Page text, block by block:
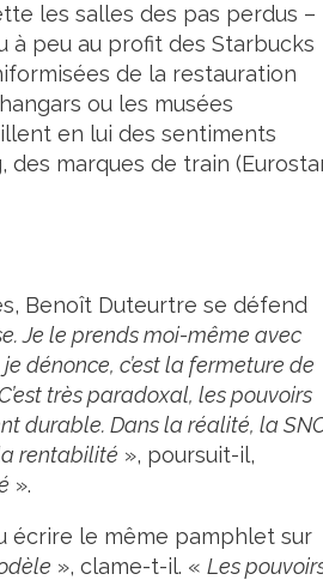
les salles des pas perdus –
à peu au profit des Starbucks
de la restauration
ou les musées
en lui des sentiments
des marques de train
Benoît Duteurtre se défend
Je le prends moi-même avec
dénonce, c’est la fermeture de
très paradoxal, les pouvoirs
durable. Dans la réalité, la
rentabilité », poursuit-il,
».
écrire le même pamphlet sur
», clame-t-il. « Les